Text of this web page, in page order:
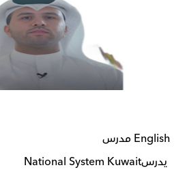
English مدرس
يدرسNational System Kuwait